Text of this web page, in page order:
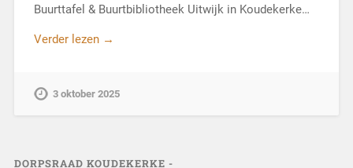
Buurttafel & Buurtbibliotheek Uitwijk in Koudekerke…
Verder lezen →
3 oktober 2025